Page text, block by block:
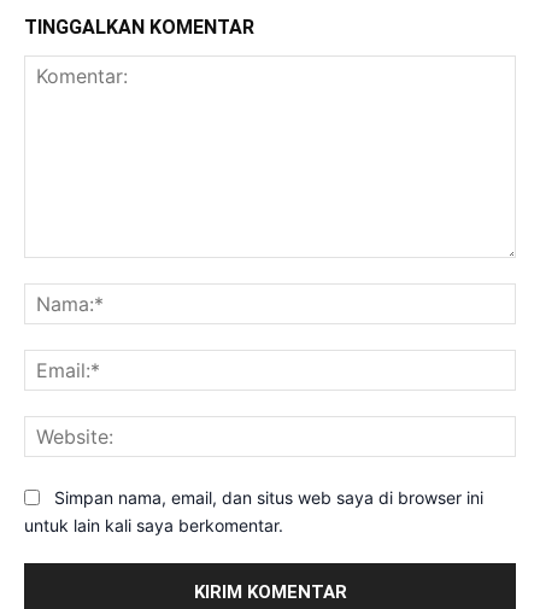
TINGGALKAN KOMENTAR
Simpan nama, email, dan situs web saya di browser ini
untuk lain kali saya berkomentar.